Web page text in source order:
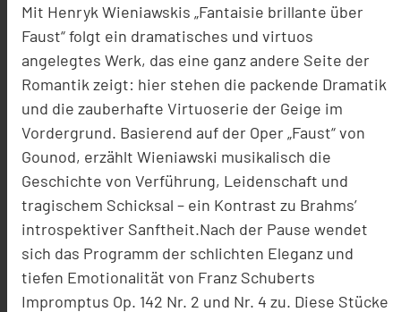
Mit Henryk Wieniawskis „Fantaisie brillante über
Faust“ folgt ein dramatisches und virtuos
angelegtes Werk, das eine ganz andere Seite der
Romantik zeigt: hier stehen die packende Dramatik
und die zauberhafte Virtuoserie der Geige im
Vordergrund. Basierend auf der Oper „Faust“ von
Gounod, erzählt Wieniawski musikalisch die
Geschichte von Verführung, Leidenschaft und
tragischem Schicksal – ein Kontrast zu Brahms’
introspektiver Sanftheit.Nach der Pause wendet
sich das Programm der schlichten Eleganz und
tiefen Emotionalität von Franz Schuberts
Impromptus Op. 142 Nr. 2 und Nr. 4 zu. Diese Stücke